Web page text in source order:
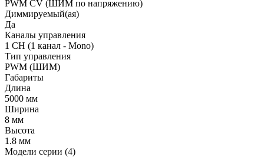
PWM СV (ШИМ по напряжению)
Диммируемый(ая)
Да
Каналы управления
1 CH (1 канал - Mono)
Тип управления
PWM (ШИМ)
Габариты
Длина
5000 мм
Ширина
8 мм
Высота
1.8 мм
Модели серии (4)